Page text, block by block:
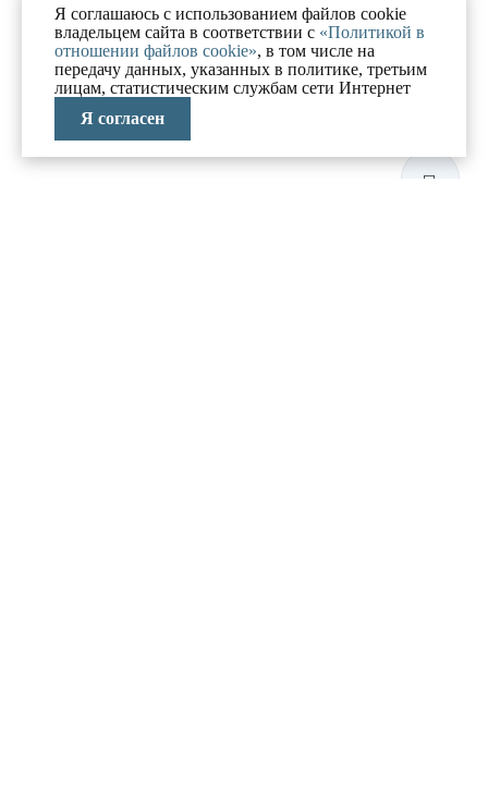
Я соглашаюсь с использованием файлов cookie
владельцем сайта в соответствии с «Политикой в
отношении файлов cookie», в том числе на
передачу данных, указанных в политике, третьим
лицам, статистическим службам сети Интернет
Я согласен